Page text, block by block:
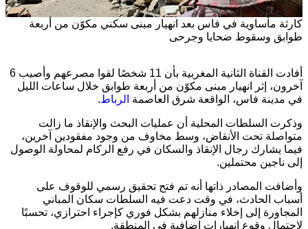
كارثة مأساوية في فاس بعد انهيار مبنى سكني مكوّن من أربعة
طوابق وسقوط ضحايا وجرحى
أفادت القناة الثانية المغربية بأن 11 شخصًا لقوا مصرعهم وأصيب 6
آخرون، إثر انهيار مبنى مكوّن من أربعة طوابق خلال ساعات الليل
في مدينة فاس، الواقعة شرق العاصمة الرباط.
وذكرت السلطات المحلية أن عمليات البحث والإنقاذ ما زالت
متواصلة تحت الأنقاض، وسط مخاوف من وجود مفقودين آخرين،
فيما يشارك رجال الإنقاذ والسكان في رفع الركام لمحاولة الوصول
إلى ناجين محتملين.
وأضافت المصادر ذاتها أنه تم فتح تحقيق رسمي للوقوف على
أسباب الحادث، في وقت دعت فيه السلطات سكان المباني
المجاورة إلى إخلاء منازلهم بشكل فوري كإجراء احترازي، تحسبًا
لاحتمال وقوع انهيارات إضافية في المنطقة.